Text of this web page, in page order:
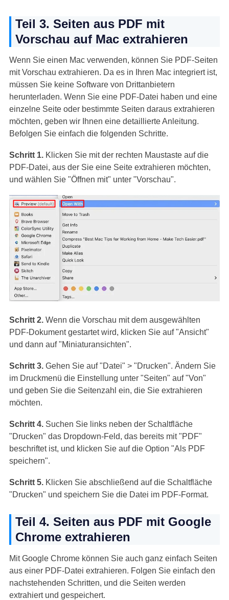
Teil 3. Seiten aus PDF mit
Vorschau auf Mac extrahieren
Wenn Sie einen Mac verwenden, können Sie PDF-Seiten
mit Vorschau extrahieren. Da es in Ihren Mac integriert ist,
müssen Sie keine Software von Drittanbietern
herunterladen. Wenn Sie eine PDF-Datei haben und eine
einzelne Seite oder bestimmte Seiten daraus extrahieren
möchten, geben wir Ihnen eine detaillierte Anleitung.
Befolgen Sie einfach die folgenden Schritte.
Schritt 1.Klicken Sie mit der rechten Maustaste auf die
PDF-Datei, aus der Sie eine Seite extrahieren möchten,
und wählen Sie "Öffnen mit" unter "Vorschau".
Schritt 2.Wenn die Vorschau mit dem ausgewählten
PDF-Dokument gestartet wird, klicken Sie auf "Ansicht"
und dann auf "Miniaturansichten".
Schritt 3.Gehen Sie auf "Datei" > "Drucken". Ändern Sie
im Druckmenü die Einstellung unter "Seiten" auf "Von"
und geben Sie die Seitenzahl ein, die Sie extrahieren
möchten.
Schritt 4.Suchen Sie links neben der Schaltfläche
"Drucken" das Dropdown-Feld, das bereits mit "PDF"
beschriftet ist, und klicken Sie auf die Option "Als PDF
speichern".
Schritt 5.Klicken Sie abschließend auf die Schaltfläche
"Drucken" und speichern Sie die Datei im PDF-Format.
Teil 4. Seiten aus PDF mit Google
Chrome extrahieren
Mit Google Chrome können Sie auch ganz einfach Seiten
aus einer PDF-Datei extrahieren. Folgen Sie einfach den
nachstehenden Schritten, und die Seiten werden
extrahiert und gespeichert.